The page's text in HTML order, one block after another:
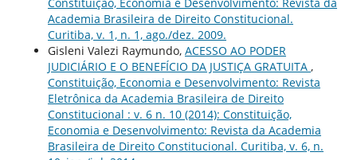
Academia Brasileira de Direito Constitucional.
Curitiba, v. 1, n. 1, ago./dez. 2009.
Gisleni Valezi Raymundo, ACESSO AO PODER
JUDICIÁRIO E O BENEFÍCIO DA JUSTIÇA GRATUITA ,
Constituição, Economia e Desenvolvimento: Revista
Eletrônica da Academia Brasileira de Direito
Constitucional : v. 6 n. 10 (2014): Constituição,
Economia e Desenvolvimento: Revista da Academia
Brasileira de Direito Constitucional. Curitiba, v. 6, n.